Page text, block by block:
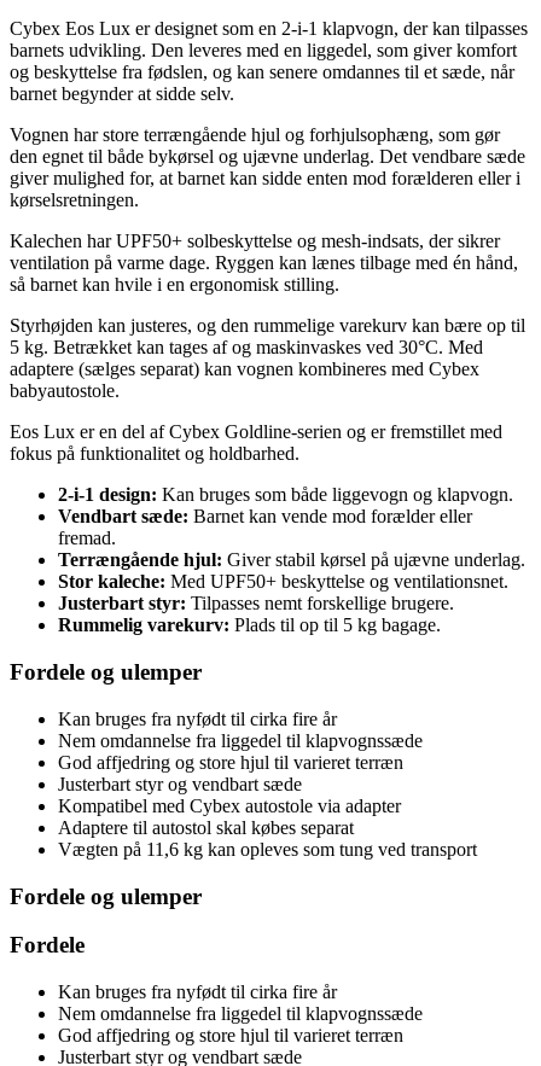
Cybex Eos Lux er designet som en 2-i-1 klapvogn, der kan tilpasses
barnets udvikling. Den leveres med en liggedel, som giver komfort
og beskyttelse fra fødslen, og kan senere omdannes til et sæde, når
barnet begynder at sidde selv.
Vognen har store terrængående hjul og forhjulsophæng, som gør
den egnet til både bykørsel og ujævne underlag. Det vendbare sæde
giver mulighed for, at barnet kan sidde enten mod forælderen eller i
kørselsretningen.
Kalechen har UPF50+ solbeskyttelse og mesh-indsats, der sikrer
ventilation på varme dage. Ryggen kan lænes tilbage med én hånd,
så barnet kan hvile i en ergonomisk stilling.
Styrhøjden kan justeres, og den rummelige varekurv kan bære op til
5 kg. Betrækket kan tages af og maskinvaskes ved 30°C. Med
adaptere (sælges separat) kan vognen kombineres med Cybex
babyautostole.
Eos Lux er en del af Cybex Goldline-serien og er fremstillet med
fokus på funktionalitet og holdbarhed.
2-i-1 design: Kan bruges som både liggevogn og klapvogn.
Vendbart sæde: Barnet kan vende mod forælder eller
fremad.
Terrængående hjul: Giver stabil kørsel på ujævne underlag.
Stor kaleche: Med UPF50+ beskyttelse og ventilationsnet.
Justerbart styr: Tilpasses nemt forskellige brugere.
Rummelig varekurv: Plads til op til 5 kg bagage.
Fordele og ulemper
Kan bruges fra nyfødt til cirka fire år
Nem omdannelse fra liggedel til klapvognssæde
God affjedring og store hjul til varieret terræn
Justerbart styr og vendbart sæde
Kompatibel med Cybex autostole via adapter
Adaptere til autostol skal købes separat
Vægten på 11,6 kg kan opleves som tung ved transport
Fordele og ulemper
Fordele
Kan bruges fra nyfødt til cirka fire år
Nem omdannelse fra liggedel til klapvognssæde
God affjedring og store hjul til varieret terræn
Justerbart styr og vendbart sæde